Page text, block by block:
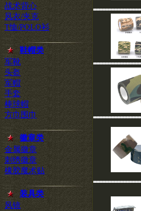
战术背心
风衣/夹克
T恤/POLO衫
鞋帽类
军靴
头盔
军帽
手套
棒球帽
方巾围巾
徽章类
金属徽章
刺绣徽章
橡胶魔术贴
装具类
风镜